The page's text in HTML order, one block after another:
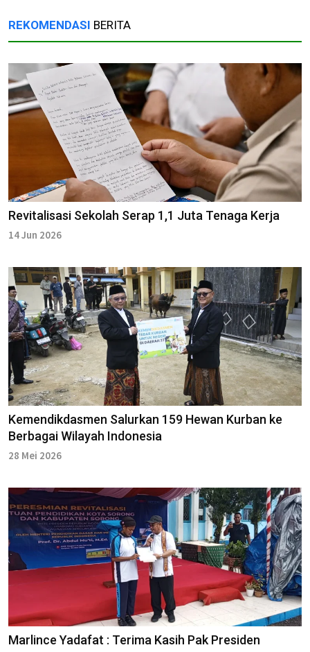
REKOMENDASI BERITA
Revitalisasi Sekolah Serap 1,1 Juta Tenaga Kerja
14 Jun 2026
Kemendikdasmen Salurkan 159 Hewan Kurban ke
Berbagai Wilayah Indonesia
28 Mei 2026
Marlince Yadafat : Terima Kasih Pak Presiden